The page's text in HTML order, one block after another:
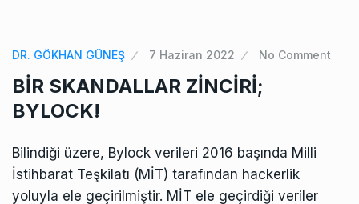
DR. GÖKHAN GÜNEŞ 7 Haziran 2022 No Comment
BİR SKANDALLAR ZİNCİRİ;
BYLOCK!
Bilindiği üzere, Bylock verileri 2016 başında Milli
İstihbarat Teşkilatı (MİT) tarafından hackerlik
yoluyla ele geçirilmiştir. MİT ele geçirdiği veriler